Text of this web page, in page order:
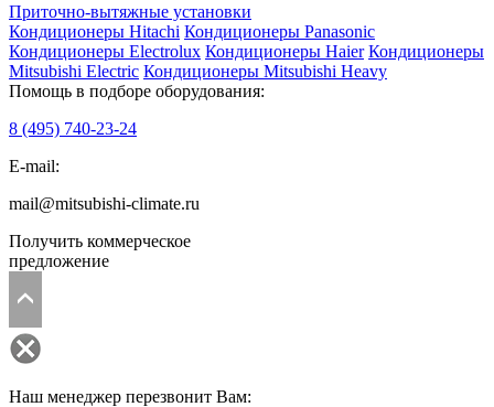
Приточно-вытяжные установки
Кондиционеры Hitachi Кондиционеры Panasonic
Кондиционеры Electrolux Кондиционеры Haier Кондиционеры
Mitsubishi Electric Кондиционеры Mitsubishi Heavy
Помощь в подборе оборудования:
8 (495) 740-23-24
E-mail:
mail@mitsubishi-climate.ru
Получить коммерческое
предложение
Наш менеджер перезвонит Вам: